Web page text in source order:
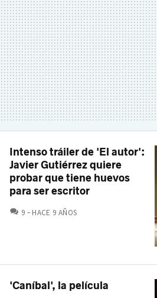
Intenso tráiler de 'El autor':
Javier Gutiérrez quiere
probar que tiene huevos
para ser escritor
9 COMENTARIOS
HACE 9 AÑOS
'Caníbal', la película